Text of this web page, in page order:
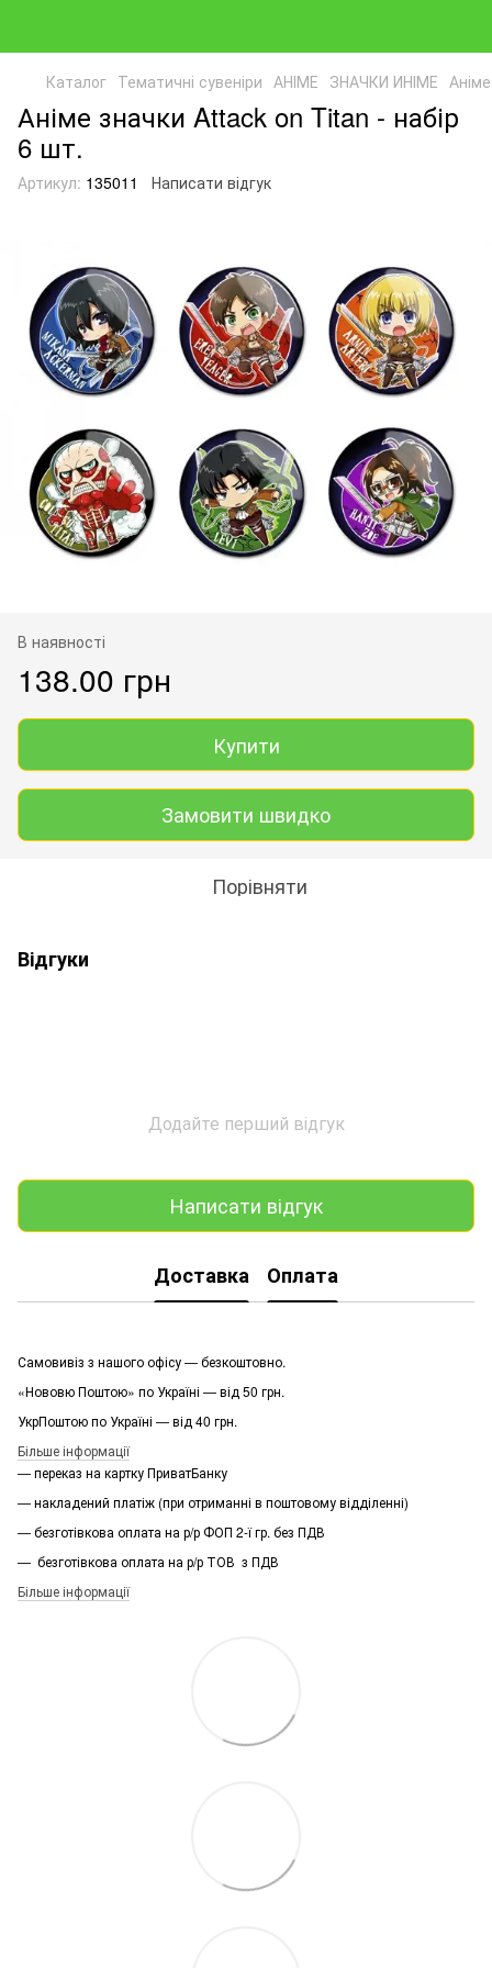
Каталог Тематичні сувеніри АНІМЕ ЗНАЧКИ ИНІМЕ
Аніме значки Attack on Titan - набір
6 шт.
Артикул: 135011 Написати відгук
В наявності
138.00 грн
Купити
Замовити швидко
Порівняти
Відгуки
Додайте перший відгук
Написати відгук
Доставка Оплата
Самовивіз з нашого офісу — безкоштовно.
«Нововю Поштою» по Україні — від 50 грн.
УкрПоштою по Україні — від 40 грн.
Більше інформації
— переказ на картку ПриватБанку
— накладений платіж (при отриманні в поштовому відділенні)
— безготівкова оплата на р/р ФОП 2-ї гр. без ПДВ
— безготівкова оплата на р/р ТОВ з ПДВ
Більше інформації